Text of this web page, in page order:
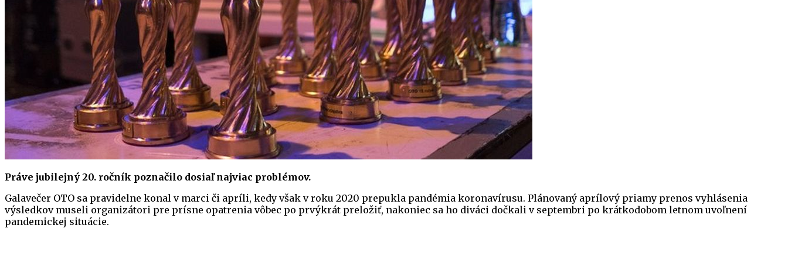
Práve jubilejný 20. ročník poznačilo dosiaľ najviac problémov.
Galavečer OTO sa pravidelne konal v marci či apríli, kedy však v roku 2020 prepukla pandémia koronavírusu. Plánovaný aprílový priamy prenos vyhlásenia
výsledkov museli organizátori pre prísne opatrenia vôbec po prvýkrát preložiť, nakoniec sa ho diváci dočkali v septembri po krátkodobom letnom uvoľnení
pandemickej situácie.